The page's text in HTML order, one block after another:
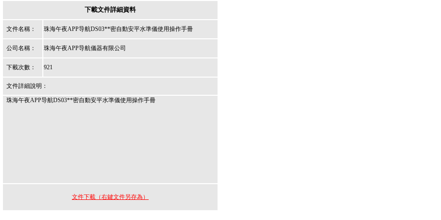
下載文件詳細資料
文件名稱： 珠海午夜APP导航DS03**密自動安平水準儀使用操作手冊
公司名稱： 珠海午夜APP导航儀器有限公司
下載次數： 921
文件詳細說明：
珠海午夜APP导航DS03**密自動安平水準儀使用操作手冊
文件下載（右鍵文件另存為）